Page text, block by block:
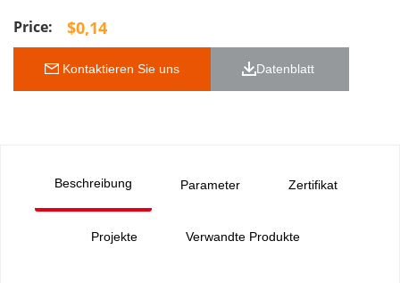
$0,14
Kontaktieren Sie uns Datenblatt
Beschreibung Parameter Zertifikat
Projekte Verwandte Produkte